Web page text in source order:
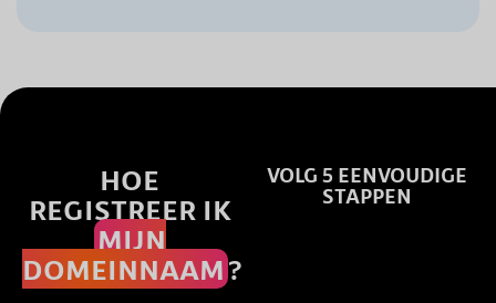
HOE
REGISTREER IK
MIJN
DOMEINNAAM ?
VOLG 5 EENVOUDIGE
STAPPEN